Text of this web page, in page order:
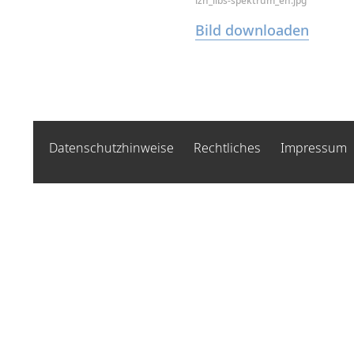
Bild downloaden
Datenschutzhinweise Rechtliches Impressum